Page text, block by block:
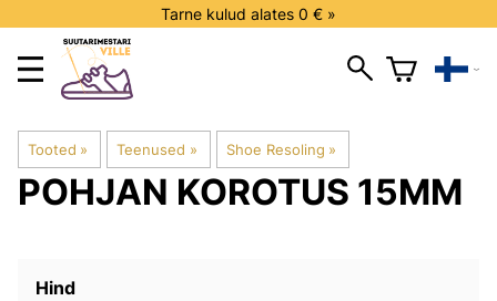
Tarne kulud alates 0 € »
Tooted ‪» Teenused ‪» Shoe Resoling ‪»
POHJAN KOROTUS 15MM
Hind